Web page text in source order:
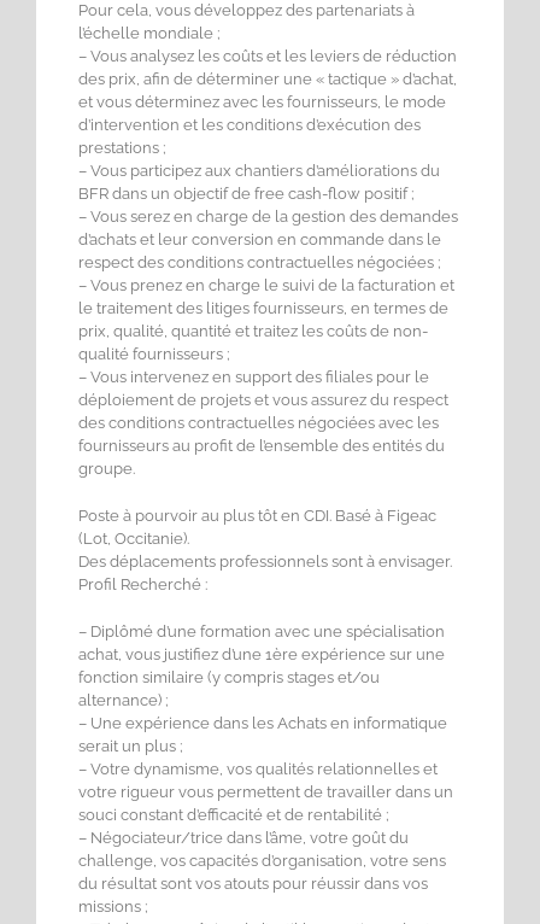
Pour cela, vous développez des partenariats à
l’échelle mondiale ;
– Vous analysez les coûts et les leviers de réduction
des prix, afin de déterminer une « tactique » d’achat,
et vous déterminez avec les fournisseurs, le mode
d’intervention et les conditions d’exécution des
prestations ;
– Vous participez aux chantiers d’améliorations du
BFR dans un objectif de free cash-flow positif ;
– Vous serez en charge de la gestion des demandes
d’achats et leur conversion en commande dans le
respect des conditions contractuelles négociées ;
– Vous prenez en charge le suivi de la facturation et
le traitement des litiges fournisseurs, en termes de
prix, qualité, quantité et traitez les coûts de non-
qualité fournisseurs ;
– Vous intervenez en support des filiales pour le
déploiement de projets et vous assurez du respect
des conditions contractuelles négociées avec les
fournisseurs au profit de l’ensemble des entités du
groupe.
Poste à pourvoir au plus tôt en CDI. Basé à Figeac
(Lot, Occitanie).
Des déplacements professionnels sont à envisager.
Profil Recherché :
– Diplômé d’une formation avec une spécialisation
achat, vous justifiez d’une 1ère expérience sur une
fonction similaire (y compris stages et/ou
alternance) ;
– Une expérience dans les Achats en informatique
serait un plus ;
– Votre dynamisme, vos qualités relationnelles et
votre rigueur vous permettent de travailler dans un
souci constant d’efficacité et de rentabilité ;
– Négociateur/trice dans l’âme, votre goût du
challenge, vos capacités d’organisation, votre sens
du résultat sont vos atouts pour réussir dans vos
missions ;